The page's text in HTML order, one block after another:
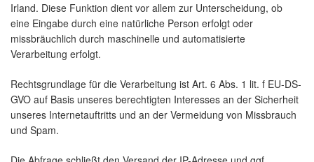
Irland. Diese Funktion dient vor allem zur Unterscheidung, ob
eine Eingabe durch eine natürliche Person erfolgt oder
missbräuchlich durch maschinelle und automatisierte
Verarbeitung erfolgt.
Rechtsgrundlage für die Verarbeitung ist Art. 6 Abs. 1 lit. f EU-DS-
GVO auf Basis unseres berechtigten Interesses an der Sicherheit
unseres Internetauftritts und an der Vermeidung von Missbrauch
und Spam.